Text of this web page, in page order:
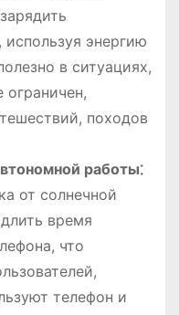
используя энергию
в ситуациях,
ограничен,
походов
работы⁚
от солнечной
время
что
телефон и